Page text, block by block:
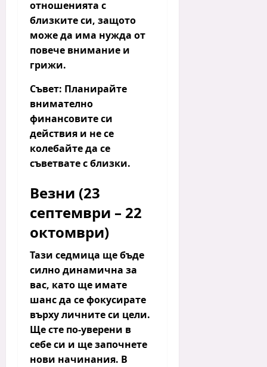
отношенията с
близките си, защото
може да има нужда от
повече внимание и
грижи.
Съвет: Планирайте
внимателно
финансовите си
действия и не се
колебайте да се
съветвате с близки.
Везни (23
септември – 22
октомври)
Тази седмица ще бъде
силно динамична за
вас, като ще имате
шанс да се фокусирате
върху личните си цели.
Ще сте по-уверени в
себе си и ще започнете
нови начинания. В